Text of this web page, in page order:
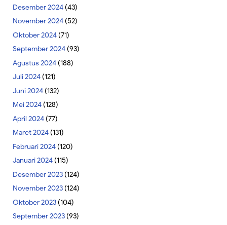
Desember 2024(43)
November 2024(52)
Oktober 2024(71)
September 2024(93)
Agustus 2024(188)
Juli 2024(121)
Juni 2024(132)
Mei 2024(128)
April 2024(77)
Maret 2024(131)
Februari 2024(120)
Januari 2024(115)
Desember 2023(124)
November 2023(124)
Oktober 2023(104)
September 2023(93)